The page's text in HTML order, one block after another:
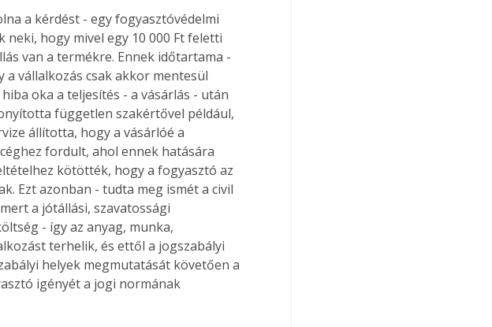
a kérdést - egy fogyasztóvédelmi
hogy mivel egy 10 000 Ft feletti
van a termékre. Ennek időtartama -
vállalkozás csak akkor mentesül
oka a teljesítés - a vásárlás - után
független szakértővel például,
állította, hogy a vásárlóé a
fordult, ahol ennek hatására
kötötték, hogy a fogyasztó az
Ezt azonban - tudta meg ismét a civil
a jótállási, szavatossági
- így az anyag, munka,
terhelik, és ettől a jogszabályi
helyek megmutatását követően a
igényét a jogi normának